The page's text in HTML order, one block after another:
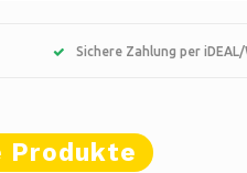
Sichere Zahlung per
Produkte